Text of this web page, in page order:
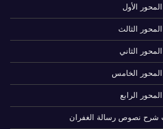
الأول
الثالث
الثاني
الخامس
الرابع
شرح نصوص رسالة الغفران